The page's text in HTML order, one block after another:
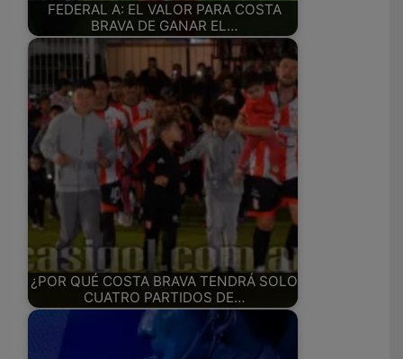
FEDERAL A: EL VALOR PARA COSTA
BRAVA DE GANAR EL…
¿POR QUÉ COSTA BRAVA TENDRÁ SOLO
CUATRO PARTIDOS DE…